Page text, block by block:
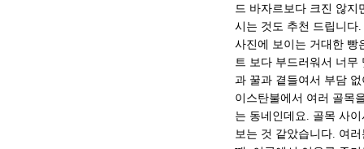
드 바자르보다 크진 않지
시는 것도 추천 드립니다.
사진에 보이는 거대한 빵
트 보다 부드러워서 너무
과 꿀과 곁들여서 부담
이스탄불에서 여러 골목
는 동네인데요. 골목 사
보는 것 같았습니다. 여